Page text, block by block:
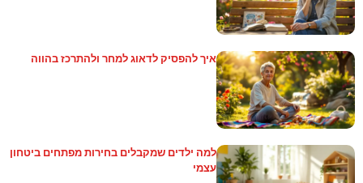
איך להפסיק לדאוג למחר ולהתרכז בהווה
למה ילדים שמקבלים בחירות מפתחים ביטחון
עצמי